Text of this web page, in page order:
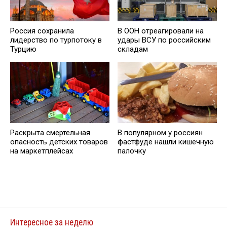
Россия сохранила
лидерство по турпотоку в
Турцию
В ООН отреагировали на
удары ВСУ по российским
складам
Раскрыта смертельная
опасность детских товаров
на маркетплейсах
В популярном у россиян
фастфуде нашли кишечную
палочку
Интересное за неделю